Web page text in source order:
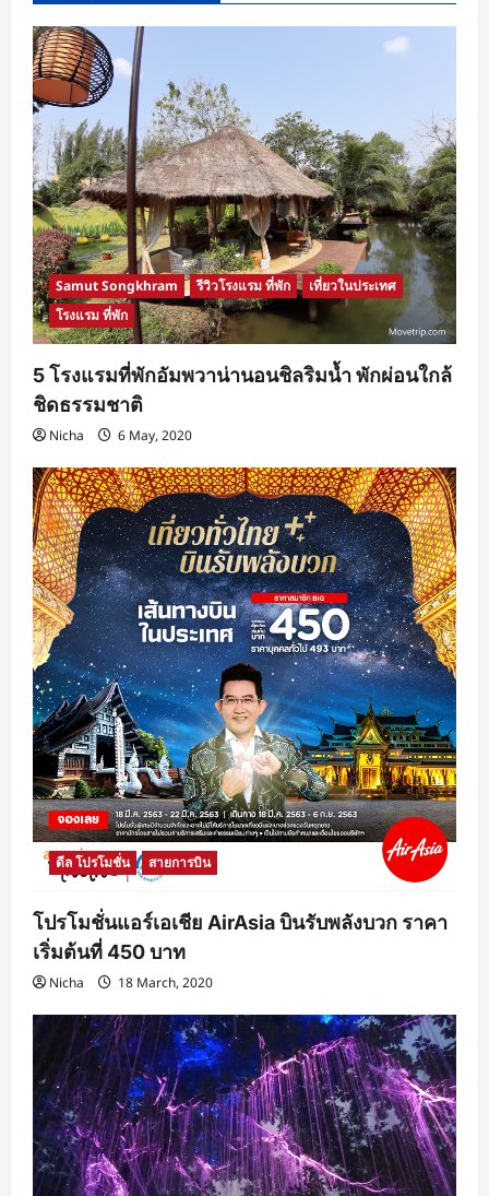
Dinner
ห้อง
อาหาร
เดอะ
โบ๊ท
A-
ONE
The
Royal
Cruise
Hotel
Pattaya
Samut Songkhram รีวิวโรงแรม ที่พัก
เที่ยวในประเทศ
โรงแรม ที่พัก
5 โรงแรมที่พักอัมพวาน่านอนชิลริมน้ำ พักผ่อนใกล้
ชิดธรรมชาติ
Nicha 6 May, 2020
ดีล โปรโมชั่น สายการบิน
โปรโมชั่นแอร์เอเชีย AirAsia บินรับพลังบวก ราคา
เริ่มต้นที่ 450 บาท
Nicha 18 March, 2020